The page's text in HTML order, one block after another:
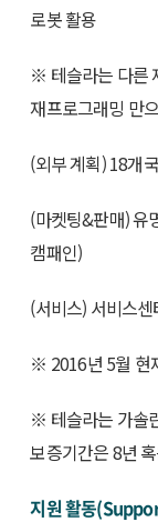
로봇 활용
※ 테슬라는 다른
재프로그래밍 만
(외부 계획) 18개
(마켓팅&판매) 유
캠패인)
(서비스) 서비스
※ 2016년 5월 현
※ 테슬라는 가솔
보증기간은 8년
지원 활동